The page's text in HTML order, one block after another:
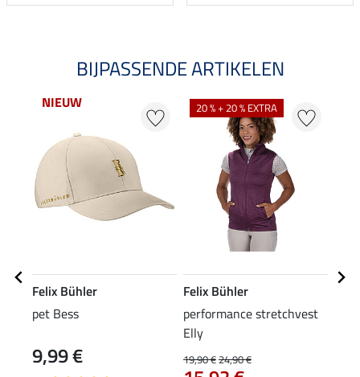
BIJPASSENDE ARTIKELEN
NIEUW
Felix Bühler
pet Bess
9,99 €
20 % + 20 % EXTRA
Felix Bühler
performance stretchvest
Elly
19,90 €24,90 €